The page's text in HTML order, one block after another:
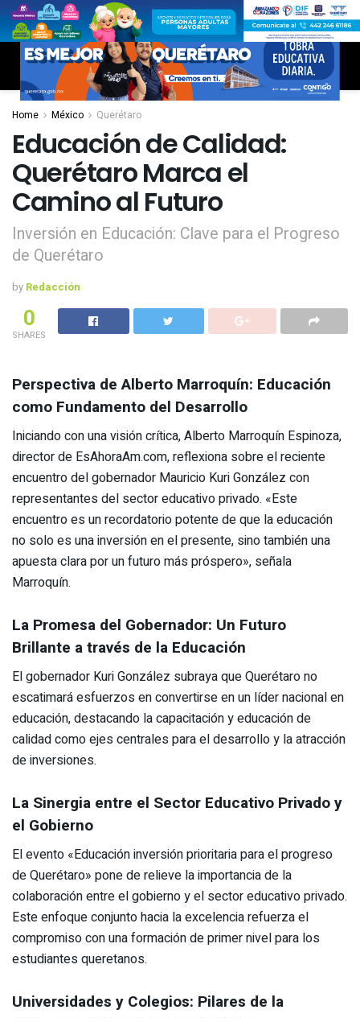
Home México Querétaro
Educación de Calidad:
Querétaro Marca el
Camino al Futuro
Inversión en Educación: Clave para el Progreso
de Querétaro
by Redacción
0
SHARES
Perspectiva de Alberto Marroquín: Educación
como Fundamento del Desarrollo
Iniciando con una visión crítica, Alberto Marroquín Espinoza,
director de EsAhoraAm.com, reflexiona sobre el reciente
encuentro del gobernador Mauricio Kuri González con
representantes del sector educativo privado. «Este
encuentro es un recordatorio potente de que la educación
no solo es una inversión en el presente, sino también una
apuesta clara por un futuro más próspero», señala
Marroquín.
La Promesa del Gobernador: Un Futuro
Brillante a través de la Educación
El gobernador Kuri González subraya que Querétaro no
escatimará esfuerzos en convertirse en un líder nacional en
educación, destacando la capacitación y educación de
calidad como ejes centrales para el desarrollo y la atracción
de inversiones.
La Sinergia entre el Sector Educativo Privado y
el Gobierno
El evento «Educación inversión prioritaria para el progreso
de Querétaro» pone de relieve la importancia de la
colaboración entre el gobierno y el sector educativo privado.
Este enfoque conjunto hacia la excelencia refuerza el
compromiso con una formación de primer nivel para los
estudiantes queretanos.
Universidades y Colegios: Pilares de la